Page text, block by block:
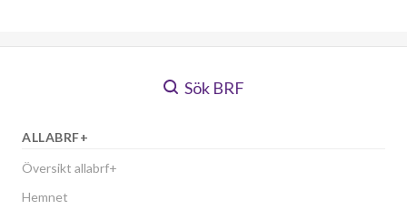
Sök BRF
ALLABRF+
Översikt allabrf+
Hemnet